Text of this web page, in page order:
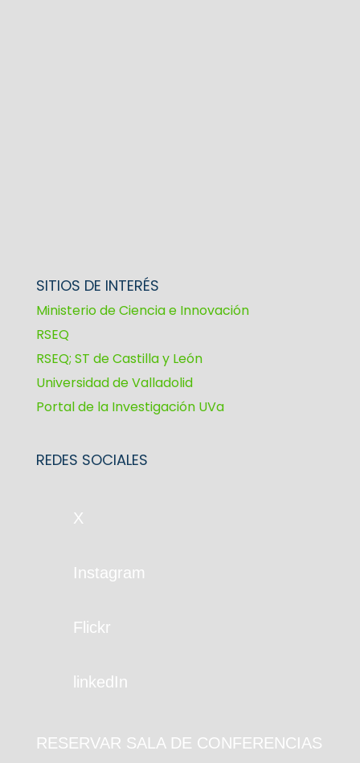
SITIOS DE INTERÉS
Ministerio de Ciencia e Innovación
RSEQ
RSEQ; ST de Castilla y León
Universidad de Valladolid
Portal de la Investigación UVa
REDES SOCIALES
X
Instagram
Flickr
linkedIn
RESERVAR SALA DE CONFERENCIAS